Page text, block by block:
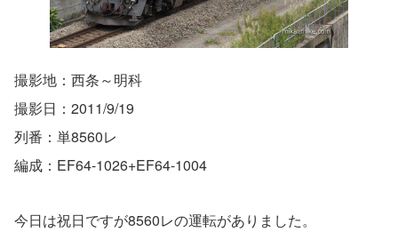
撮影地：西条～明科
撮影日：2011/9/19
列番：単8560レ
編成：EF64-1026+EF64-1004
今日は祝日ですが8560レの運転がありました。